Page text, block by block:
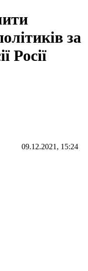
за
Росії
09.12.2021, 15:24